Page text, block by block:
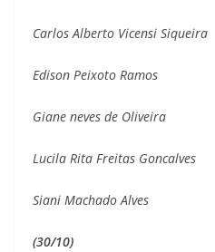
Carlos Alberto Vicensi Siqueira
Edison Peixoto Ramos
Giane neves de Oliveira
Lucila Rita Freitas Goncalves
Siani Machado Alves
(30/10)